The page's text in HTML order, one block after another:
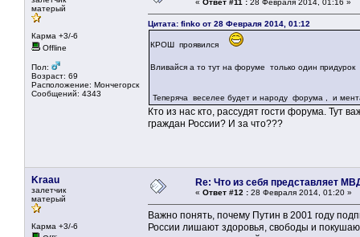
матерый
Карма +3/-6
Offline
Пол:
Возраст: 69
Расположение: Мончегорск
Сообщений: 4343
« Ответ #11 : 28 Февраля 2014, 01:16 »
Цитата: finko от 28 Февраля 2014, 01:12
КРОШ проявился
Вливайся а то тут на форуме только один
Теперяча веселее будет и народу форума , и
Кто из нас кто, рассудят гости форума. Тут
граждан России? И за что???
Kraau
залетчик
матерый
Карма +3/-6
Re: Что из себя представляет
« Ответ #12 : 28 Февраля 2014, 01:20 »
Важно понять, почему Путин в 2001 году
России лишают здоровья, свободы и